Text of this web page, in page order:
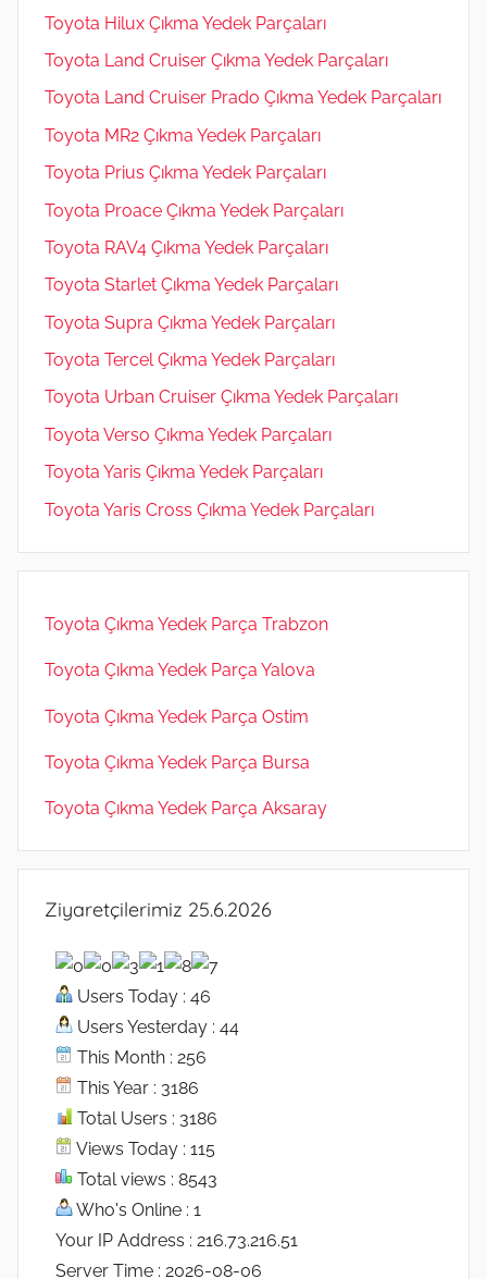
Toyota Hilux Çıkma Yedek Parçaları
Toyota Land Cruiser Çıkma Yedek Parçaları
Toyota Land Cruiser Prado Çıkma Yedek Parçaları
Toyota MR2 Çıkma Yedek Parçaları
Toyota Prius Çıkma Yedek Parçaları
Toyota Proace Çıkma Yedek Parçaları
Toyota RAV4 Çıkma Yedek Parçaları
Toyota Starlet Çıkma Yedek Parçaları
Toyota Supra Çıkma Yedek Parçaları
Toyota Tercel Çıkma Yedek Parçaları
Toyota Urban Cruiser Çıkma Yedek Parçaları
Toyota Verso Çıkma Yedek Parçaları
Toyota Yaris Çıkma Yedek Parçaları
Toyota Yaris Cross Çıkma Yedek Parçaları
Toyota Çıkma Yedek Parça Trabzon
Toyota Çıkma Yedek Parça Yalova
Toyota Çıkma Yedek Parça Ostim
Toyota Çıkma Yedek Parça Bursa
Toyota Çıkma Yedek Parça Aksaray
Ziyaretçilerimiz 25.6.2026
Users Today : 46
Users Yesterday : 44
This Month : 256
This Year : 3186
Total Users : 3186
Views Today : 115
Total views : 8543
Who's Online : 1
Your IP Address : 216.73.216.51
Server Time : 2026-08-06